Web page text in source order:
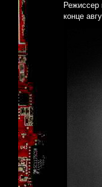
Режиссер
конце